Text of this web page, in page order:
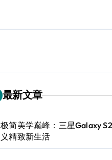
最新文章
极简美学巅峰：三星Galaxy
义精致新生活